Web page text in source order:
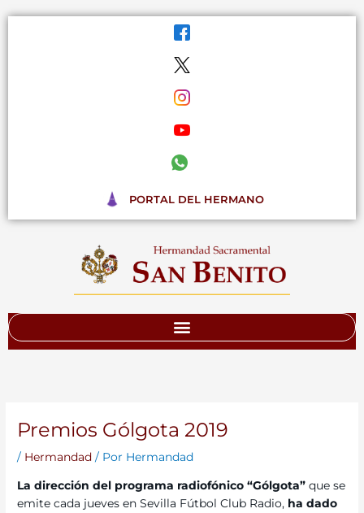
PORTAL DEL HERMANO
Premios Gólgota 2019
/ Hermandad / Por Hermandad
La dirección del programa radiofónico “Gólgota” que se
emite cada jueves en Sevilla Fútbol Club Radio, ha dado